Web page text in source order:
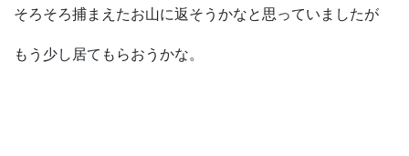
そろそろ捕まえたお山に返そうかなと思っていましたが
もう少し居てもらおうかな。